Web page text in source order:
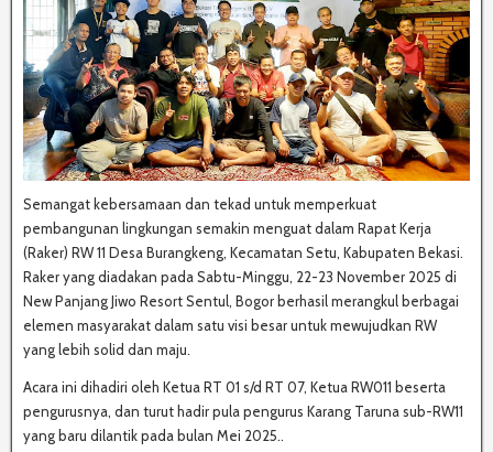
Semangat kebersamaan dan tekad untuk memperkuat
pembangunan lingkungan semakin menguat dalam Rapat Kerja
(Raker) RW 11 Desa Burangkeng, Kecamatan Setu, Kabupaten Bekasi.
Raker yang diadakan pada Sabtu-Minggu, 22-23 November 2025 di
New Panjang Jiwo Resort Sentul, Bogor berhasil merangkul berbagai
elemen masyarakat dalam satu visi besar untuk mewujudkan RW
yang lebih solid dan maju.
Acara ini dihadiri oleh Ketua RT 01 s/d RT 07, Ketua RW011 beserta
pengurusnya, dan turut hadir pula pengurus Karang Taruna sub-RW11
yang baru dilantik pada bulan Mei 2025..